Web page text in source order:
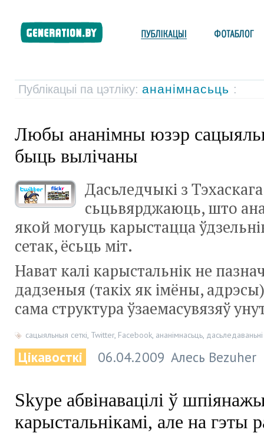
Публікацыі па цэтліку: ананімнасьць :
Любы ананімны юзэр
быць вылічаны
Дасьледчыкі з
сьцьвярджаюць, што
якой могуць карыстацца
сетак, ёсьць міт.
Нават калі карыстальнік не
дадзеныя (такіх як імёны,
сама структура ўзаемасувязяў
сацыяльныя сеткі, Twitter, Facebook, ананімнасьць, дасьледаваньні
Цікавосткі 06.04.2009 Алесь Bezuher
Skype абвінавацілі ў
карыстальнікамі, але на гэты